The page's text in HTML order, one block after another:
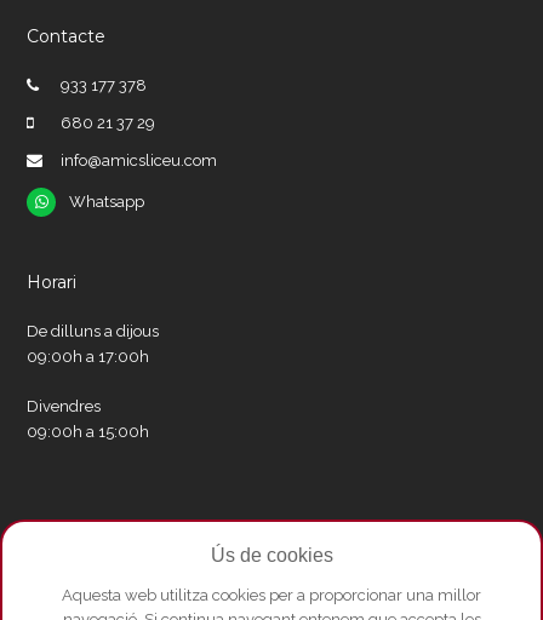
Contacte
933 177 378
680 21 37 29
info@amicsliceu.com
Whatsapp
Whatsapp
Horari
De dilluns a dijous
09:00h a 17:00h
Divendres
09:00h a 15:00h
Xarxes socials
TwitterFacebookInstagram
Whatsapp
Youtube
Ús de cookies
Aquesta web utilitza cookies per a proporcionar una millor